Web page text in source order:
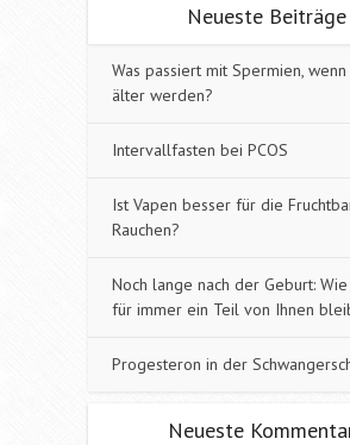
Neueste Beiträge
Was passiert mit Spermien,
älter werden?
Intervallfasten bei PCOS
Ist Vapen besser für die
Rauchen?
Noch lange nach der Geburt:
für immer ein Teil von Ihnen
Progesteron in der
Neueste